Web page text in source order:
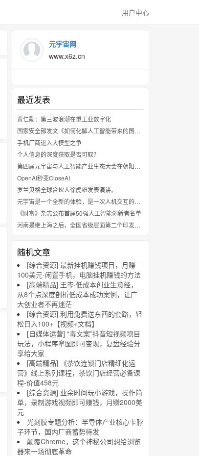
用户中心
元宇宙网
www.x6z.cn
最近发表
黄仁勋：第三波浪潮在重工业数字化
国家安全部发文《如何化解人工智能带来的国家安全挑战》
手机厂商进入大模型之争
个人信息的深度获取是否可取？
第四届元宇宙与人工智能产业生态大会在朝阳区举行
OpenAI秒变CloseAI
罗兰贝格全球合伙人徐虎雄发表演讲。
元宇宙是一个全新的体验，是一次人机交互的革命
《财富》杂志公布首届50强人工智能创新者名单
河南是继上海之后，全国省级层面第二个印发元宇宙专项行动计划的省份
随机文章
[综合资源] 最新挂机赚钱项目，月赚
100美元-闲置手机，电脑挂机赚钱的方法
[高端精品] 王岑·低成本创业生意经，
从8个点深度剖析低成本成功案例，让广
大创业者不再迷茫
[综合资源] 利用兔费送东西的套路，轻
松日入100+【视频+文档】
[自媒体运营] “毒文案”抖音短视频项目
玩法，小程序拿图即可变现，复盘经验分
享给大家
[高端精品] 《茶饮连锁门店精细化运
营》线上系列课程，茶饮门店经营必备课
程-价值458元
[综合资源] 业余时间玩小游戏，操作简
单，录制游戏视频即可赚钱，月赚2000美
元
光刻胶专题分析：半导体产业核心卡脖
子环节，国内厂商蓄势待发
颠覆Chrome，这个神秘公司想给浏览
器来一场彻底革命